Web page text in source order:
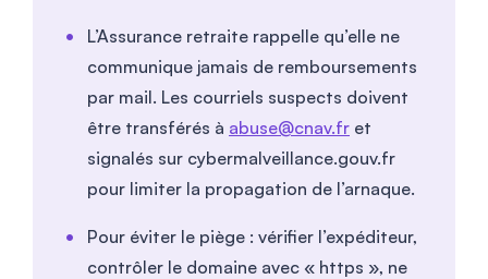
L’Assurance retraite rappelle qu’elle ne
communique jamais de remboursements
par mail. Les courriels suspects doivent
être transférés à abuse@cnav.fr et
signalés sur cybermalveillance.gouv.fr
pour limiter la propagation de l’arnaque.
Pour éviter le piège : vérifier l’expéditeur,
contrôler le domaine avec « https », ne